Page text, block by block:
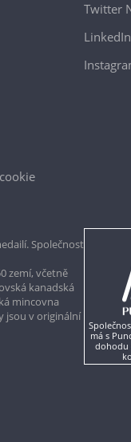
Twitter
Společnost
zemí, včetně
kanadská
mincovna
jsou v originální
má s
dohodu